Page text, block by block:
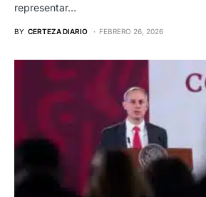
representar…
BY CERTEZA DIARIO FEBRERO 26, 2026